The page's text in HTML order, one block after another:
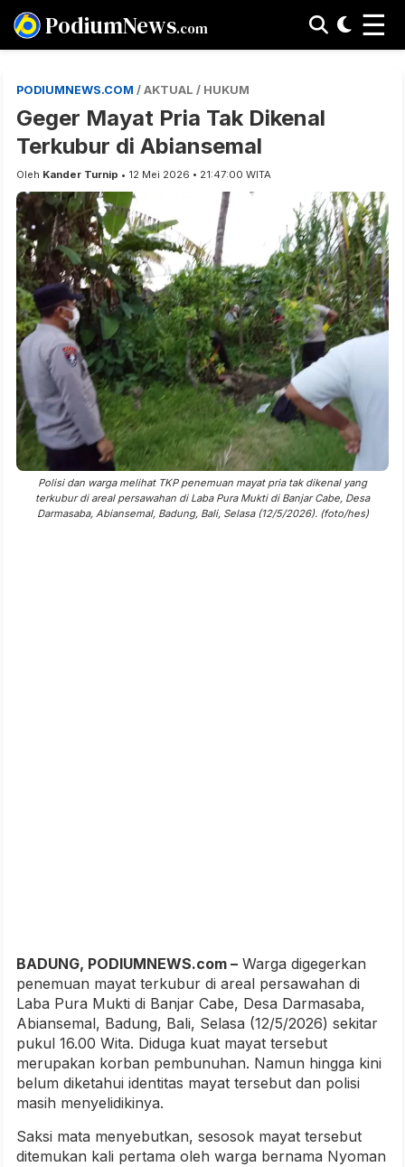
PodiumNews.com ☰
PODIUMNEWS.COM / AKTUAL / HUKUM
Geger Mayat Pria Tak Dikenal
Terkubur di Abiansemal
Oleh Kander Turnip • 12 Mei 2026 • 21:47:00 WITA
Polisi dan warga melihat TKP penemuan mayat pria tak dikenal yang
terkubur di areal persawahan di Laba Pura Mukti di Banjar Cabe, Desa
Darmasaba, Abiansemal, Badung, Bali, Selasa (12/5/2026). (foto/hes)
BADUNG, PODIUMNEWS.com – Warga digegerkan
penemuan mayat terkubur di areal persawahan di
Laba Pura Mukti di Banjar Cabe, Desa Darmasaba,
Abiansemal, Badung, Bali, Selasa (12/5/2026) sekitar
pukul 16.00 Wita. Diduga kuat mayat tersebut
merupakan korban pembunuhan. Namun hingga kini
belum diketahui identitas mayat tersebut dan polisi
masih menyelidikinya.
Saksi mata menyebutkan, sesosok mayat tersebut
ditemukan kali pertama oleh warga bernama Nyoman